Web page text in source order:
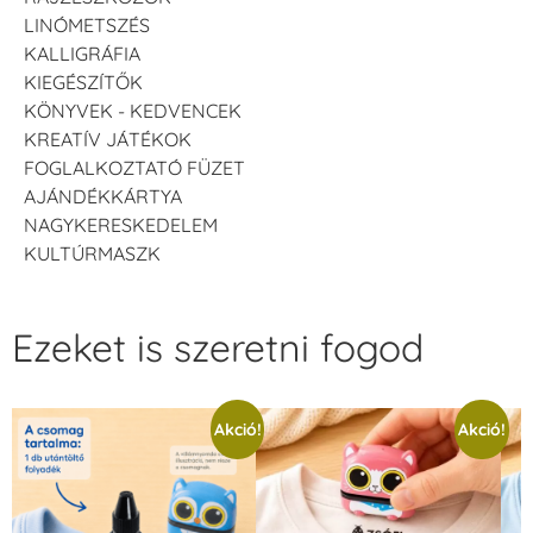
LINÓMETSZÉS
KALLIGRÁFIA
KIEGÉSZÍTŐK
KÖNYVEK - KEDVENCEK
KREATÍV JÁTÉKOK
FOGLALKOZTATÓ FÜZET
AJÁNDÉKKÁRTYA
NAGYKERESKEDELEM
KULTÚRMASZK
Ezeket is szeretni fogod
Akció! Akció!